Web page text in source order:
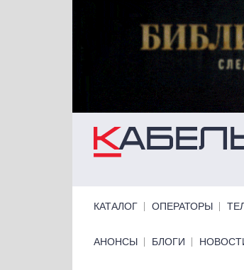
КАТАЛОГ ОПЕРАТОРЫ
Primary links bottom
АНОНСЫ БЛОГИ